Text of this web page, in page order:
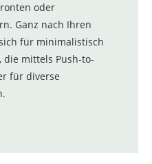
oder
Ganz nach Ihren
für minimalistisch
die mittels Push-to-
für diverse